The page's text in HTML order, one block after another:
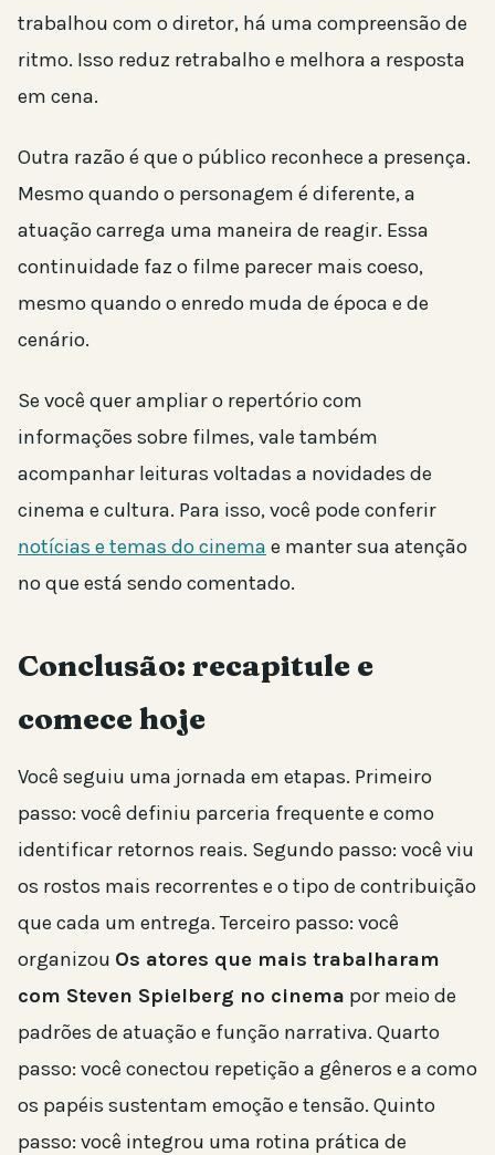
trabalhou com o diretor, há uma compreensão de
ritmo. Isso reduz retrabalho e melhora a resposta
em cena.
Outra razão é que o público reconhece a presença.
Mesmo quando o personagem é diferente, a
atuação carrega uma maneira de reagir. Essa
continuidade faz o filme parecer mais coeso,
mesmo quando o enredo muda de época e de
cenário.
Se você quer ampliar o repertório com
informações sobre filmes, vale também
acompanhar leituras voltadas a novidades de
cinema e cultura. Para isso, você pode conferir
notícias e temas do cinema e manter sua atenção
no que está sendo comentado.
Conclusão: recapitule e
comece hoje
Você seguiu uma jornada em etapas. Primeiro
passo: você definiu parceria frequente e como
identificar retornos reais. Segundo passo: você viu
os rostos mais recorrentes e o tipo de contribuição
que cada um entrega. Terceiro passo: você
organizou Os atores que mais trabalharam
com Steven Spielberg no cinema por meio de
padrões de atuação e função narrativa. Quarto
passo: você conectou repetição a gêneros e a como
os papéis sustentam emoção e tensão. Quinto
passo: você integrou uma rotina prática de